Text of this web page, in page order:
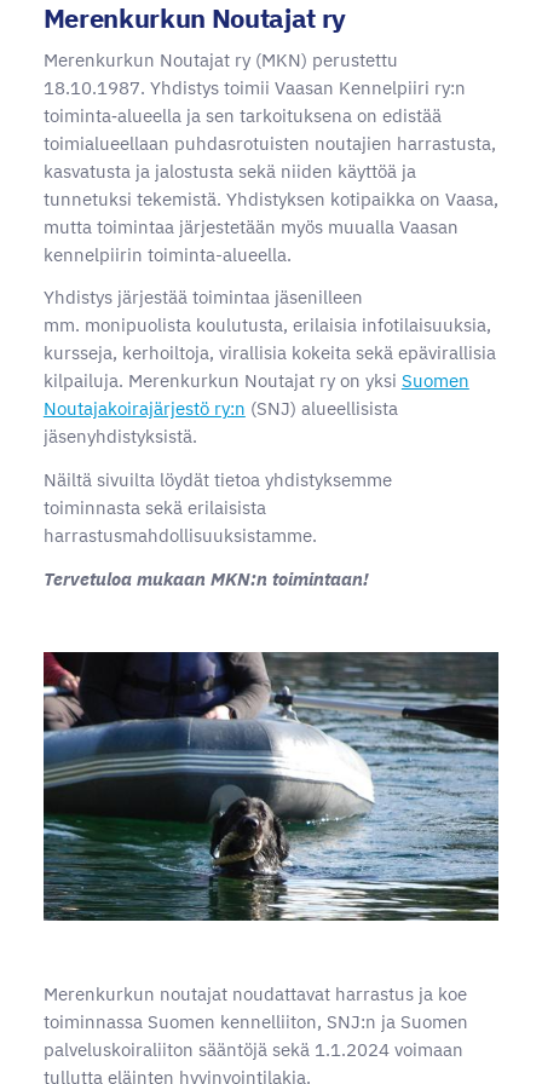
Merenkurkun Noutajat ry
Merenkurkun Noutajat ry (MKN) perustettu
18.10.1987. Yhdistys toimii Vaasan Kennelpiiri ry:n
toiminta‑alueella ja sen tarkoituksena on edistää
toimialueellaan puhdasrotuisten noutajien harrastusta,
kasvatusta ja jalostusta sekä niiden käyttöä ja
tunnetuksi tekemistä. Yhdistyksen kotipaikka on Vaasa,
mutta toimintaa järjestetään myös muualla Vaasan
kennelpiirin toiminta-alueella.
Yhdistys järjestää toimintaa jäsenilleen
mm. monipuolista koulutusta, erilaisia infotilaisuuksia,
kursseja, kerhoiltoja, virallisia kokeita sekä epävirallisia
kilpailuja. Merenkurkun Noutajat ry on yksi Suomen
Noutajakoirajärjestö ry:n (SNJ) alueellisista
jäsenyhdistyksistä.
Näiltä sivuilta löydät tietoa yhdistyksemme
toiminnasta sekä erilaisista
harrastusmahdollisuuksistamme.
Tervetuloa mukaan MKN:n toimintaan!
Merenkurkun noutajat noudattavat harrastus ja koe
toiminnassa Suomen kennelliiton, SNJ:n ja Suomen
palveluskoiraliiton sääntöjä sekä 1.1.2024 voimaan
tullutta eläinten hyvinvointilakia.